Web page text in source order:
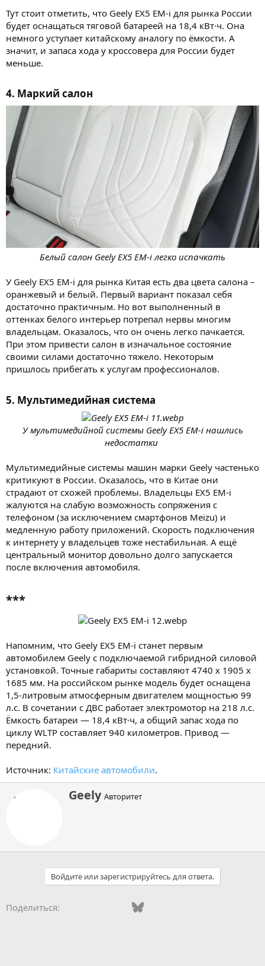
Тут стоит отметить, что Geely EX5 EM-i для рынка России
будет оснащаться тяговой батареей на 18,4 кВт·ч. Она
немного уступает китайскому аналогу по ёмкости. А
значит, и запаса хода у кроссовера для России будет
меньше.
4. Маркий салон​
Белый салон Geely EX5 EM-i легко испачкать
У Geely EX5 EM-i для рынка Китая есть два цвета салона –
оранжевый и белый. Первый вариант показал себя
достаточно практичным. Но вот выполненный в
оттенках белого интерьер потрепал нервы многим
владельцам. Оказалось, что он очень легко пачкается.
При этом привести салон в изначальное состояние
своими силами достаточно тяжело. Некоторым
пришлось прибегать к услугам профессионалов.
5. Мультимедийная система​
У мультимедийной системы Geely EX5 EM-i нашлись
недостатки
Мультимедийные системы машин марки Geely частенько
критикуют в России. Оказалось, что в Китае они
страдают от схожей проблемы. Владельцы EX5 EM-i
жалуются на слабую возможность сопряжения с
телефоном (за исключением смартфонов Meizu) и
медленную работу приложений. Скорость подключения
к интернету у владельцев тоже нестабильная. А ещё
центральный монитор довольно долго запускается
после включения автомобиля.
***​
Напомним, что Geely EX5 EM-i станет первым
автомобилем Geely с подключаемой гибридной силовой
установкой. Точные габариты составляют 4740 х 1905 х
1685 мм. На российском рынке модель будет оснащена
1,5-литровым атмосферным двигателем мощностью 99
л.с. В сочетании с ДВС работает электромотор на 218 л.с.
Ёмкость батареи — 18,4 кВт·ч, а общий запас хода по
циклу WLTP составляет 940 километров. Привод —
передний.
Источник: Китайские автомобили.
А
в
Geely Авторитет
Войдите или зарегистрируйтесь для ответа.
Поделиться: Odnoklassniki
Mail.ruBluesky